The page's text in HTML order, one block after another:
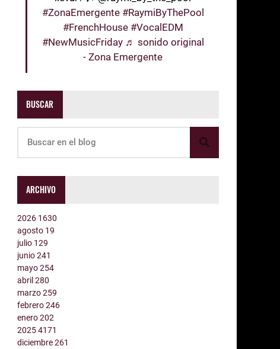
#ZonaEmergente #RaymiByThePool
#FrenchHouse #VocalEDM
#NewMusicFriday ♬ sonido original
- Zona Emergente
BUSCAR
ARCHIVO
2026 1630
agosto 19
julio 129
junio241
mayo254
abril280
marzo259
febrero246
enero202
20254171
diciembre261